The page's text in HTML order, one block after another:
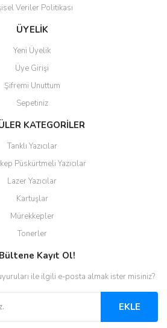
Gönder
Veriler Politikası
ÜYELİK
Yeni Üyelik
Üye Girişi
Şifremi Unuttum
Sepetiniz
KATEGORİLER
Tanklı Yazıcılar
Püskürtmeli Yazıcılar
Lazer Yazıcılar
Kartuşlar
Mürekkepler
Tonerler
Kayıt Ol!
ile ilgili e-posta almak ister misiniz?
EKLE